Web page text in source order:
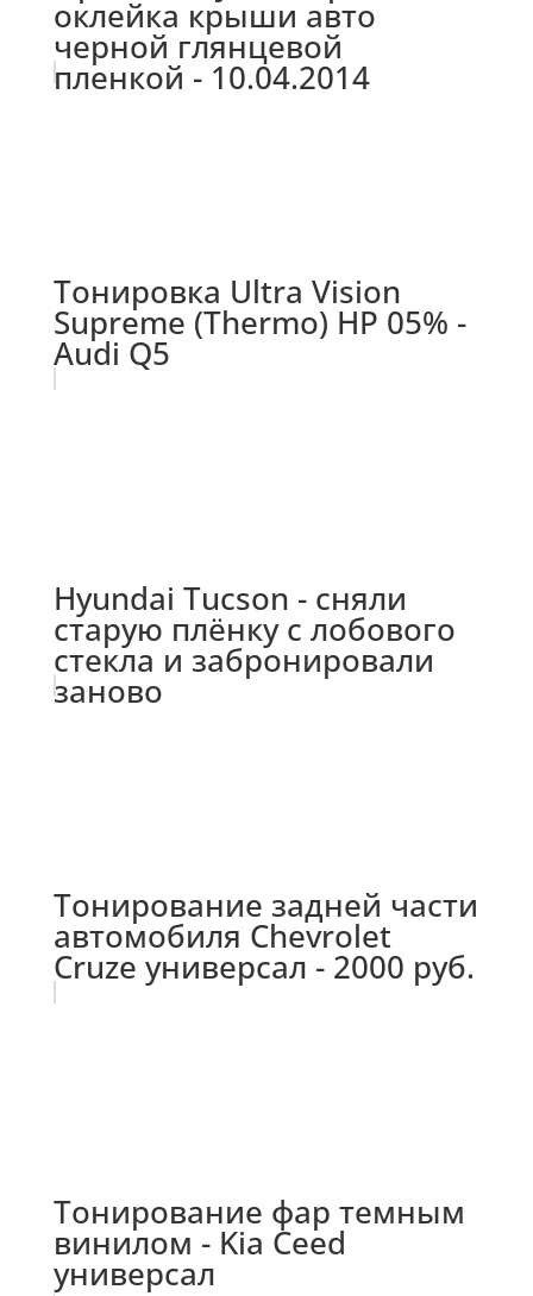
оклейка крыши авто
черной глянцевой
пленкой - 10.04.2014
Тонировка Ultra Vision
Supreme (Thermo) HP 05% -
Audi Q5
Hyundai Tucson - сняли
старую плёнку с лобового
стекла и забронировали
заново
Тонирование задней части
автомобиля Chevrolet
Cruze универсал - 2000 руб.
Тонирование фар темным
винилом - Kia Ceed
универсал